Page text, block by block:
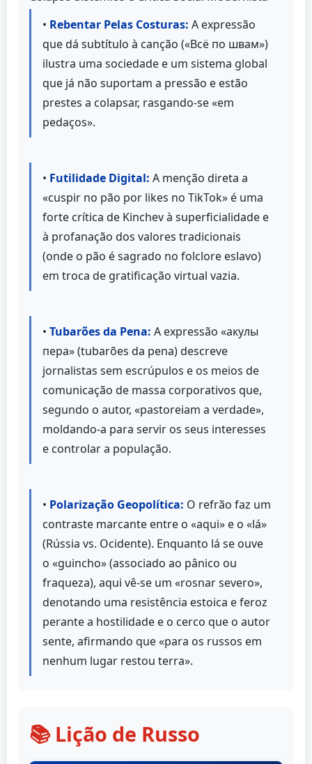
• Rebentar Pelas Costuras: A expressão
que dá subtítulo à canção («Всё по швам»)
ilustra uma sociedade e um sistema global
que já não suportam a pressão e estão
prestes a colapsar, rasgando-se «em
pedaços».
• Futilidade Digital: A menção direta a
«cuspir no pão por likes no TikTok» é uma
forte crítica de Kinchev à superficialidade e
à profanação dos valores tradicionais
(onde o pão é sagrado no folclore eslavo)
em troca de gratificação virtual vazia.
• Tubarões da Pena: A expressão «акулы
пера» (tubarões da pena) descreve
jornalistas sem escrúpulos e os meios de
comunicação de massa corporativos que,
segundo o autor, «pastoreiam a verdade»,
moldando-a para servir os seus interesses
e controlar a população.
• Polarização Geopolítica: O refrão faz um
contraste marcante entre o «aqui» e o «lá»
(Rússia vs. Ocidente). Enquanto lá se ouve
o «guincho» (associado ao pânico ou
fraqueza), aqui vê-se um «rosnar severo»,
denotando uma resistência estoica e feroz
perante a hostilidade e o cerco que o autor
sente, afirmando que «para os russos em
nenhum lugar restou terra».
📚 Lição de Russo